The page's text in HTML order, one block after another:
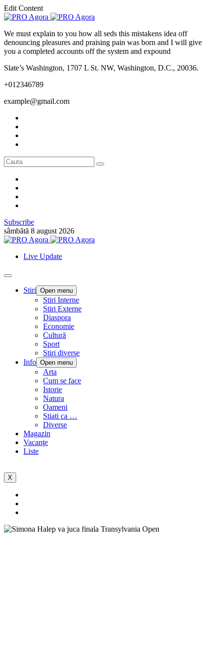
Edit Content
We must explain to you how all seds this mistakens idea off
denouncing pleasures and praising pain was born and I will give
you a completed accounts off the system and expound
Slate’s Washington, 1707 L St. NW, Washington, D.C., 20036.
+012346789
example@gmail.com
Subscribe
sâmbătă 8 august 2026
Live Update
Stiri Open menu
Stiri Interne
Stiri Externe
Diaspora
Economie
Cultură
Sport
Stiri diverse
Info Open menu
Arta
Cum se face
Istorie
Natura
Oameni
Stiati ca …
Diverse
Magazin
Vacanţe
Liste
X